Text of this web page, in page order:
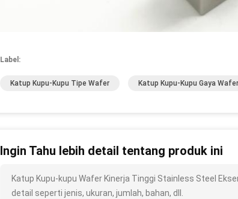
Label:
Katup Kupu-Kupu Tipe Wafer Katup Kupu-Kupu Gaya Wafer
Ingin Tahu lebih detail tentang produk ini
Katup Kupu-kupu Wafer Kinerja Tinggi Stainless Steel
detail seperti jenis, ukuran, jumlah, bahan, dll.